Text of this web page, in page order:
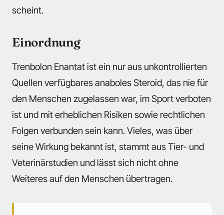
scheint.
Einordnung
Trenbolon Enantat ist ein nur aus unkontrollierten
Quellen verfügbares anaboles Steroid, das nie für
den Menschen zugelassen war, im Sport verboten
ist und mit erheblichen Risiken sowie rechtlichen
Folgen verbunden sein kann. Vieles, was über
seine Wirkung bekannt ist, stammt aus Tier- und
Veterinärstudien und lässt sich nicht ohne
Weiteres auf den Menschen übertragen.